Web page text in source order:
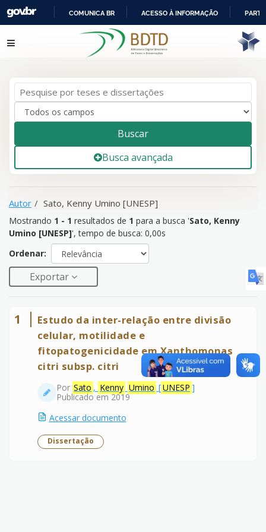
IR
PARA
COMUNICA BR ACESSO À INFORMAÇÃO
resultados de 1para a busca '
Sato, Kenny
Umino [UNESP]
Pular para o conteúdo
Buscar
Busca avançada
Autor Sato, Kenny Umino [UNESP]
Mostrando 1 - 1 resultados de 1 para a busca 'Sato, Kenny
Umino [UNESP]', tempo de busca: 0,00s
Ordenar:
Exportar
1
Estudo da inter-relação entre divisão
celular, motilidade e
fitopatogenicidade em Xanthomonas
citri subsp. citri
Por Sato , Kenny Umino [UNESP ]
Publicado em 2019
Acessar documento
Dissertação